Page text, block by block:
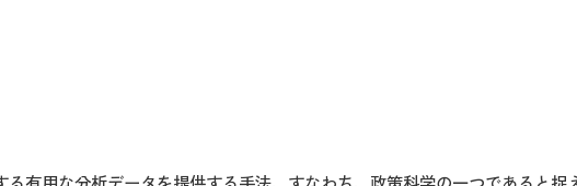
有用な分析データを提供する手法、すなわち、政策科学の一つであると捉